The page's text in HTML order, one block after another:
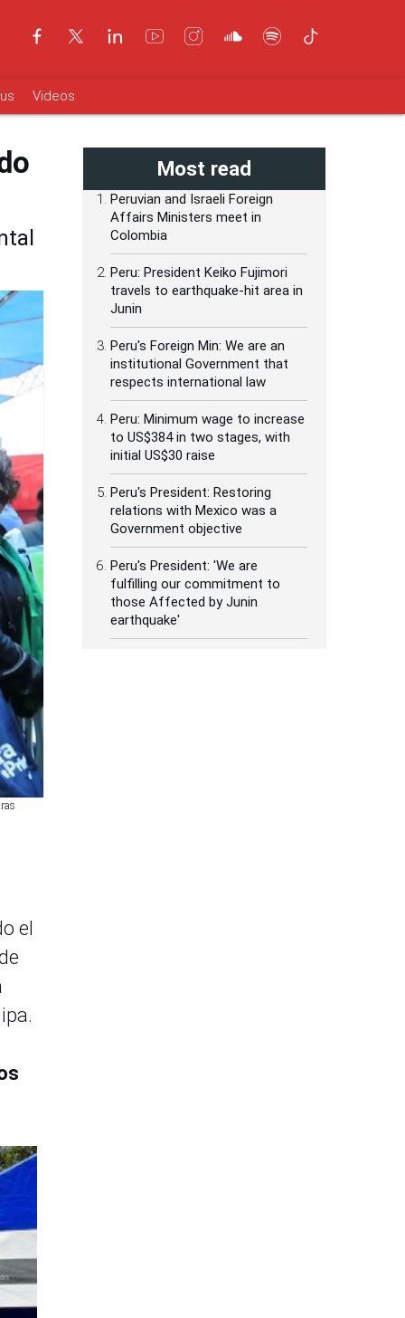
Videos
el
Most read
Peruvian and Israeli Foreign
Affairs Ministers meet in
Colombia
Peru: President Keiko Fujimori
travels to earthquake-hit area in
Junin
Peru's Foreign Min: We are an
institutional Government that
respects international law
Peru: Minimum wage to increase
to US$384 in two stages, with
initial US$30 raise
Peru's President: Restoring
relations with Mexico was a
Government objective
Peru's President: 'We are
fulfilling our commitment to
those Affected by Junin
earthquake'